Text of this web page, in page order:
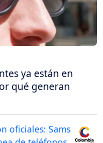
ya están en
qué generan